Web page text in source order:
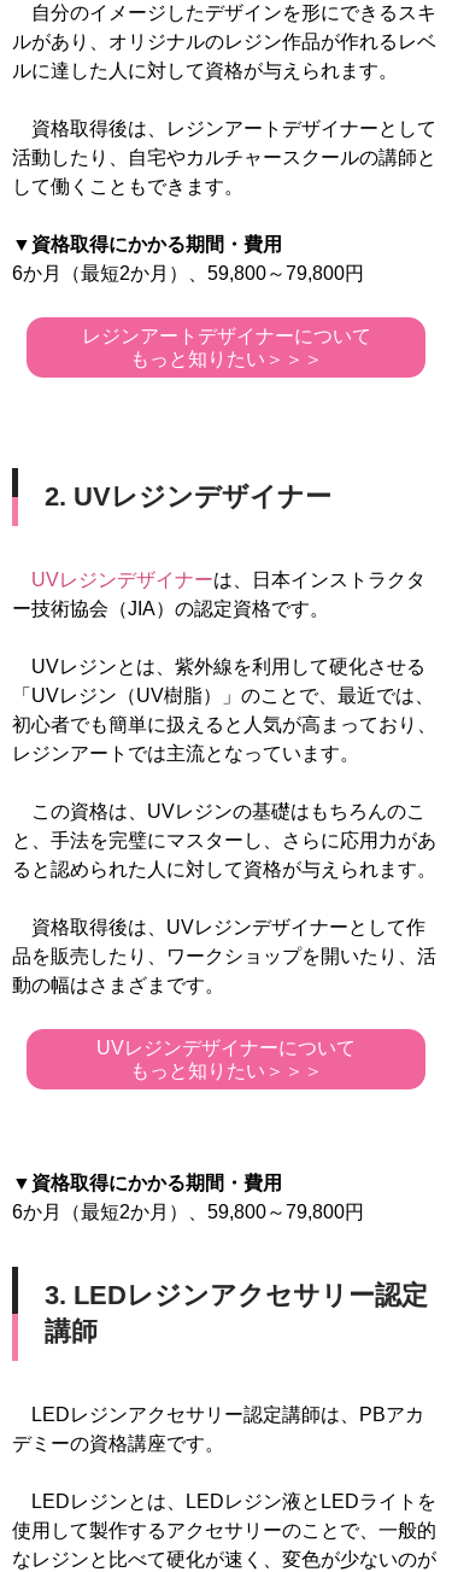
自分のイメージしたデザインを形にできるスキ
ルがあり、オリジナルのレジン作品が作れるレベ
ルに達した人に対して資格が与えられます。
資格取得後は、レジンアートデザイナーとして
活動したり、自宅やカルチャースクールの講師と
して働くこともできます。
▼資格取得にかかる期間・費用
6か月（最短2か月）、59,800～79,800円
レジンアートデザイナーについて
もっと知りたい＞＞＞
2. UVレジンデザイナー
UVレジンデザイナーは、日本インストラクタ
ー技術協会（JIA）の認定資格です。
UVレジンとは、紫外線を利用して硬化させる
「UVレジン（UV樹脂）」のことで、最近では、
初心者でも簡単に扱えると人気が高まっており、
レジンアートでは主流となっています。
この資格は、UVレジンの基礎はもちろんのこ
と、手法を完璧にマスターし、さらに応用力があ
ると認められた人に対して資格が与えられます。
資格取得後は、UVレジンデザイナーとして作
品を販売したり、ワークショップを開いたり、活
動の幅はさまざまです。
UVレジンデザイナーについて
もっと知りたい＞＞＞
▼資格取得にかかる期間・費用
6か月（最短2か月）、59,800～79,800円
3. LEDレジンアクセサリー認定
講師
LEDレジンアクセサリー認定講師は、PBアカ
デミーの資格講座です。
LEDレジンとは、LEDレジン液とLEDライトを
使用して製作するアクセサリーのことで、一般的
なレジンと比べて硬化が速く、変色が少ないのが